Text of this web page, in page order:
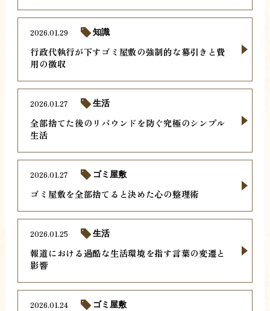
行政代執行が下すゴミ屋敷の強制的な幕引きと費
用の徴収
2026.01.29 知識
全部捨てた後のリバウンドを防ぐ究極のシンプル
生活
2026.01.27 生活
ゴミ屋敷を全部捨てると決めた心の整理術
2026.01.27 ゴミ屋敷
報道における過酷な生活環境を指す言葉の変遷と
影響
2026.01.25 生活
2026.01.24 ゴミ屋敷